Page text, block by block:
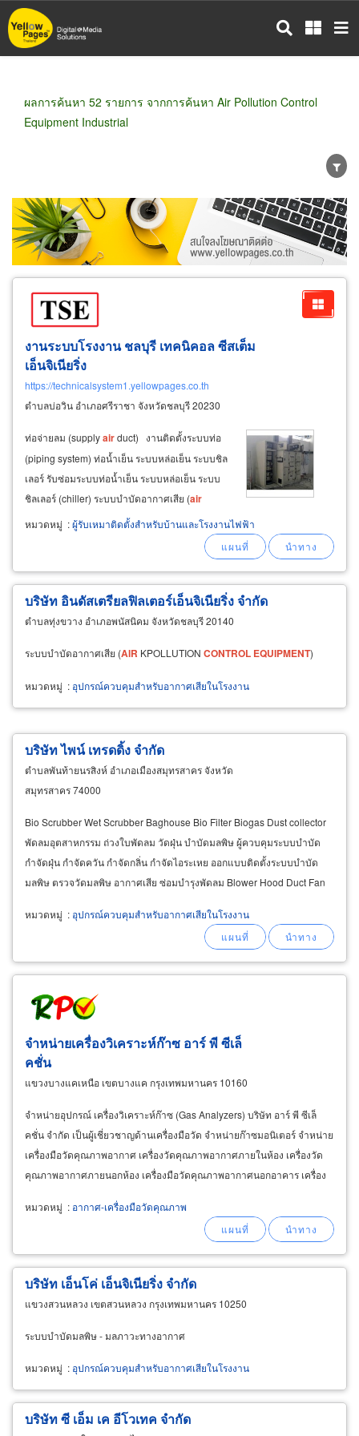
ข้าม
ไป
ผลการค้นหา 52 รายการ จากการค้นหา Air Pollution Control
Equipment Industrial
ขายส่ง ขายปลีก ผู้ผลิต
ตัวแทนจัดจำหน่าย
ผู้ส่งออก/นำเข้า
ธุรกิจบริการ
งานระบบโรงงาน ชลบุรี เทคนิคอล ซีสเต็ม
เอ็นจิเนียริ่ง
https://technicalsystem1.yellowpages.co.th
ตำบลบ่อวิน อำเภอศรีราชา จังหวัดชลบุรี 20230
ท่อจ่ายลม (supplyairduct) งานติดตั้งระบบท่อ
(piping system) ท่อน้ำเย็น ระบบหล่อเย็น ระบบชิล
เลอร์ รับซ่อมระบบท่อน้ำเย็น ระบบหล่อเย็น ระบบ
ชิลเลอร์ (chiller) ระบบบำบัดอากาศเสีย (air
pollution
system) ควบคุมมลภาวะ กำจัด ฝุ่น ควัน
กลิ่น ไอกรด ไอสารเคมี ระบบบำบัดอากาศเสียแบบ
หมวดหมู่ :ผู้รับเหมาติดตั้งสำหรับบ้านและโรงงานไฟฟ้า
บริษัท อินดัสเตรียลฟิลเตอร์เอ็นจิเนียริ่ง จำกัด
ตำบลทุ่งขวาง อำเภอพนัสนิคม จังหวัดชลบุรี 20140
ระบบบำบัดอากาศเสีย (AIR KPOLLUTION CONTROL EQUIPMENT)
หมวดหมู่ : อุปกรณ์ควบคุมสำหรับอากาศเสียในโรงงาน
บริษัท ไพน์ เทรดดิ้ง จำกัด
ตำบลพันท้ายนรสิงห์ อำเภอเมืองสมุทรสาคร จังหวัด
สมุทรสาคร 74000
Bio Scrubber Wet Scrubber Baghouse Bio Filter Biogas Dust collector
พัดลมอุตสาหกรรม ถ่วงใบพัดลม วัดฝุ่น บำบัดมลพิษ ผู้ควบคุมระบบบำบัด
กำจัดฝุ่น กำจัดควัน กำจัดกลิ่น กำจัดไอระเหย ออกแบบติดตั้งระบบบำบัด
มลพิษ ตรวจวัดมลพิษ อากาศเสีย ซ่อมบำรุงพัดลม Blower Hood Duct Fan
หมวดหมู่ : อุปกรณ์ควบคุมสำหรับอากาศเสียในโรงงาน
จำหน่ายเครื่องวิเคราะห์ก๊าซ อาร์ พี ซีเล็
คชั่น
แขวงบางแคเหนือ เขตบางแค กรุงเทพมหานคร 10160
จำหน่ายอุปกรณ์ เครื่องวิเคราะห์ก๊าซ (Gas Analyzers) บริษัท อาร์ พี ซีเล็
คชั่น จำกัด เป็นผู้เชี่ยวชาญด้านเครื่องมือวัด จำหน่ายก๊าซมอนิเตอร์ จำหน่าย
เครื่องมือวัดคุณภาพอากาศ เครื่องวัดคุณภาพอากาศภายในห้อง เครื่องวัด
คุณภาพอากาศภายนอกห้อง เครื่องมือวัดคุณภาพอากาศนอกอาคาร เครื่อง
หมวดหมู่ : อากาศ-เครื่องมือวัดคุณภาพ
บริษัท เอ็นโค่ เอ็นจิเนียริ่ง จำกัด
แขวงสวนหลวง เขตสวนหลวง กรุงเทพมหานคร 10250
ระบบบำบัดมลพิษ - มลภาวะทางอากาศ
หมวดหมู่ : อุปกรณ์ควบคุมสำหรับอากาศเสียในโรงงาน
บริษัท ซี เอ็ม เค อีโวเทค จำกัด